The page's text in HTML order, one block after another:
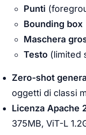
Punti
Bounding box
Maschera
Testo (limited
Zero-shot
oggetti di classi
Licenza Apache
375MB, ViT-L